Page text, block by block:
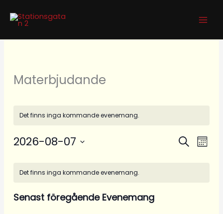
Materbjudande
Det finns inga kommande evenemang.
Evenemang
Sök Månad
2026-08-07
avDet finns inga kommande evenemang.
Senast föregående Evenemang